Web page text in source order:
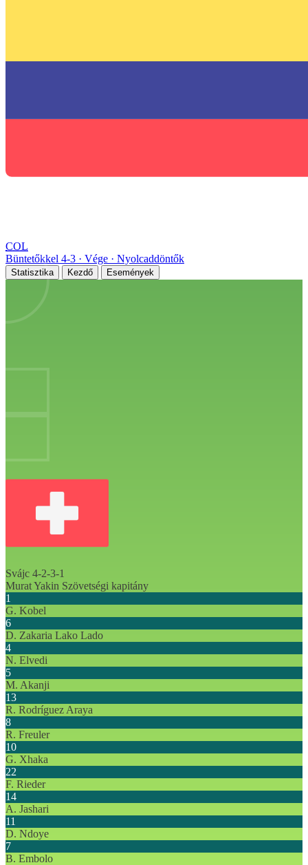
COL
Büntetőkkel 4-3 Vége Nyolcaddöntők
Statisztika Kezdő Események
Svájc 4-2-3-1
Murat Yakin Szövetségi kapitány
1
G. Kobel
6
D. Zakaria Lako Lado
4
N. Elvedi
5
M. Akanji
13
R. Rodríguez Araya
8
R. Freuler
10
G. Xhaka
22
F. Rieder
14
A. Jashari
11
D. Ndoye
7
B. Embolo